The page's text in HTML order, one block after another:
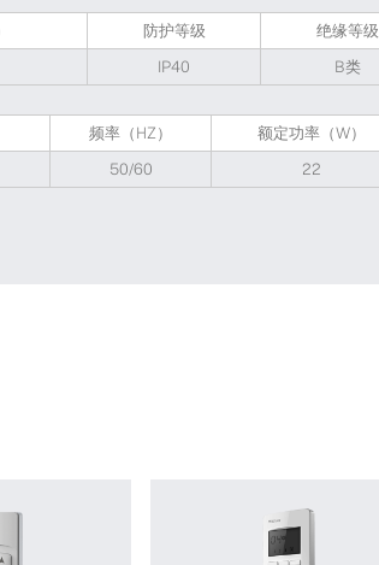
防护等级 绝缘等级
IP40 B类
频率（HZ） 额定功率（W）
50/60 22